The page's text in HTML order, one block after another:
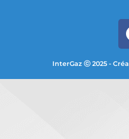
InterGaz ⓒ 2025 -